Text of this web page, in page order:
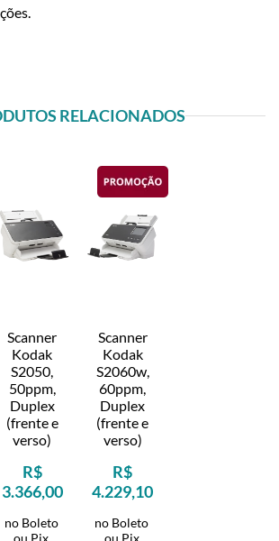
RELACIONADOS
Scanner
Kodak
S2050,
50ppm,
Duplex
(frente e
verso)
R$
3.366,00
no Boleto
Scanner
Kodak
S2060w,
60ppm,
Duplex
(frente e
verso)
R$
4.229,10
no Boleto